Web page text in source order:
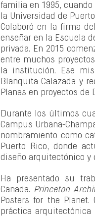
familia en 1995,
la Universidad de
Colaboró en la firma
enseñar en la Escuela
privada. En 2015
entre muchos
la institución. Ese
Blanquita Calazada y
Planas en proyectos de
Durante los últimos
Campus Urbana-
nombramiento como
Puerto Rico, donde
diseño arquitectónico y
Ha presentado su
Canada. Princeton
Posters for the
práctica arquitectónica